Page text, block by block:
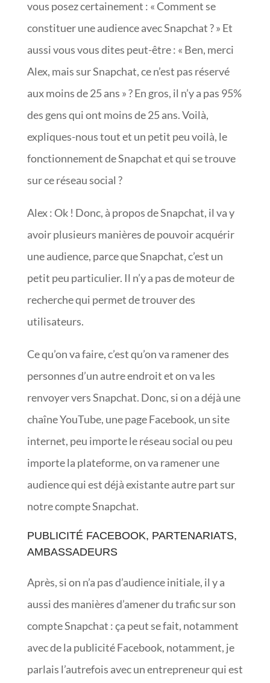
vous posez certainement : « Comment se
constituer une audience avec Snapchat ? » Et
aussi vous vous dites peut-être : « Ben, merci
Alex, mais sur Snapchat, ce n’est pas réservé
aux moins de 25 ans » ? En gros, il n’y a pas 95%
des gens qui ont moins de 25 ans. Voilà,
expliques-nous tout et un petit peu voilà, le
fonctionnement de Snapchat et qui se trouve
sur ce réseau social ?
Alex : Ok ! Donc, à propos de Snapchat, il va y
avoir plusieurs manières de pouvoir acquérir
une audience, parce que Snapchat, c’est un
petit peu particulier. Il n’y a pas de moteur de
recherche qui permet de trouver des
utilisateurs.
Ce qu’on va faire, c’est qu’on va ramener des
personnes d’un autre endroit et on va les
renvoyer vers Snapchat. Donc, si on a déjà une
chaîne YouTube, une page Facebook, un site
internet, peu importe le réseau social ou peu
importe la plateforme, on va ramener une
audience qui est déjà existante autre part sur
notre compte Snapchat.
PUBLICITÉ FACEBOOK, PARTENARIATS,
AMBASSADEURS
Après, si on n’a pas d’audience initiale, il y a
aussi des manières d’amener du trafic sur son
compte Snapchat : ça peut se fait, notamment
avec de la publicité Facebook, notamment, je
parlais l’autrefois avec un entrepreneur qui est